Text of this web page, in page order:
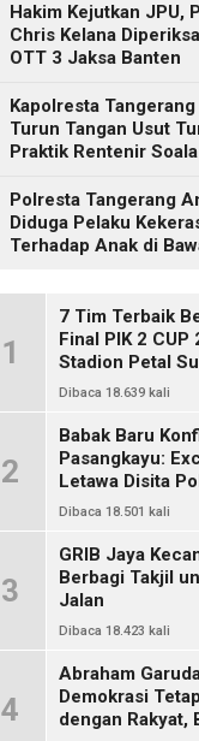
Hakim Kejutkan JPU,
Chris Kelana
OTT 3 Jaksa Banten
Kapolresta
Turun Tangan Usut
Praktik Rentenir
Polresta Tangerang
Diduga Pelaku
Terhadap Anak di
1
7 Tim Terbaik
Final PIK 2 CUP
Stadion Petal
Dibaca 18.639 kali
2
Babak Baru
Pasangkayu:
Letawa Disita
Dibaca 18.501 kali
3
GRIB Jaya
Berbagi Takjil
Jalan
Dibaca 18.423 kali
4
Abraham
Demokrasi
dengan Rakyat,